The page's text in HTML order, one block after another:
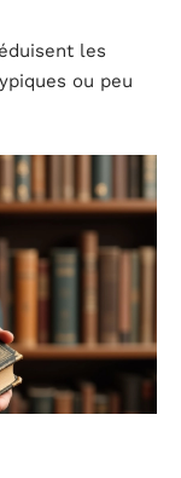
les
ou peu